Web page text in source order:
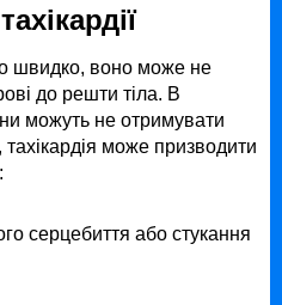
швидко, воно може не
до решти тіла. В
можуть не отримувати
може призводити
серцебиття або стукання